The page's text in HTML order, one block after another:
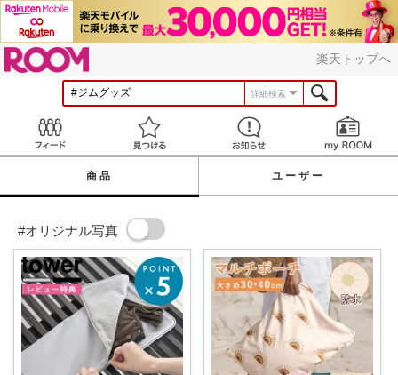
楽天トップへ
詳細検索
見つける お知らせ
商品 ユーザー
#オリジナル写真